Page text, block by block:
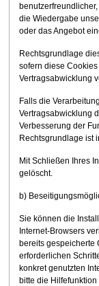
die Wiedergabe
oder das Angebot
Rechtsgrundlage
sofern diese
Vertragsabwicklung
Falls die
Vertragsabwicklung
Verbesserung der
Rechtsgrundlage ist
Mit Schließen Ihres
gelöscht.
b)
Sie können die
Internet-Browsers
bereits gespeicherte
erforderlichen
konkret genutzten
bitte die